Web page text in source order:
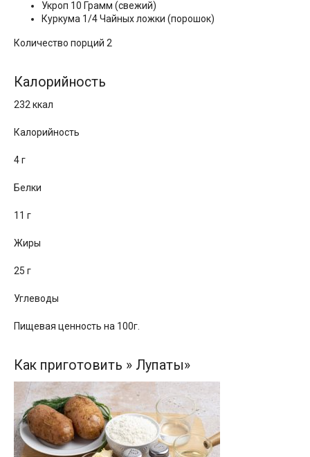
Укроп 10 Грамм (свежий)
Куркума 1/4 Чайных ложки (порошок)
Количество порций 2
Калорийность
232 ккал
Калорийность
4 г
Белки
11 г
Жиры
25 г
Углеводы
Пищевая ценность на 100г.
Как приготовить » Лупаты»